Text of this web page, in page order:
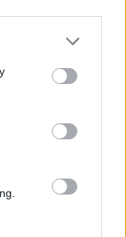
or more Google
You may click to
party tags to
in below Google